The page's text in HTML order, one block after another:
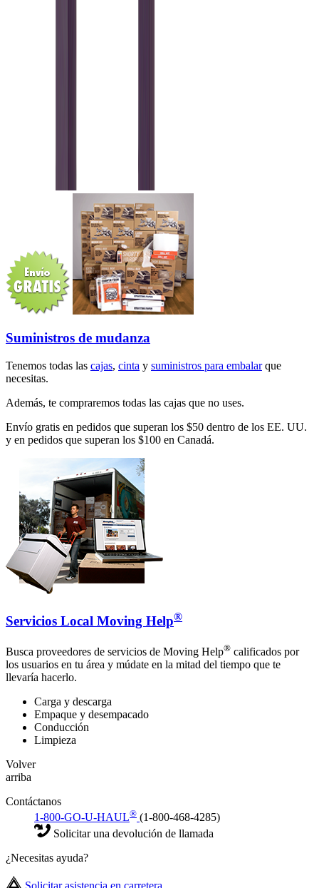
Suministros de mudanza
Tenemos todas las cajas, cinta y suministros para embalarque
necesitas.
Además, te compraremos todas las cajas que no uses.
Envío gratis en pedidos que superan los $50 dentro de los EE. UU.
y en pedidos que superan los $100 en Canadá.
Servicios Local Moving Help®
Busca proveedores de servicios de Moving Help® calificados por
los usuarios en tu área y múdate en la mitad del tiempo que te
llevaría hacerlo.
Carga y descarga
Empaque y desempacado
Conducción
Limpieza
Volver
arriba
Contáctanos
1-800-GO-U-HAUL® (1-800-468-4285)
Solicitar una devolución de llamada
¿Necesitas ayuda?